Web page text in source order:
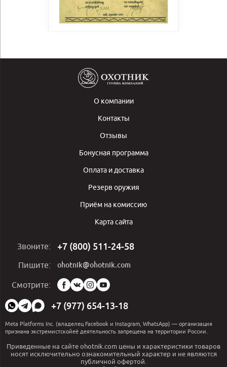
О компании
Контакты
Отзывы
Бонусная программа
Оплата и доставка
Резерв оружия
Приём на комиссию
Карта сайта
Звоните: +7 (800) 511-24-58
Пишите: ohotnik@ohotnik.com
Смотрите:
Мы
в
социальных
сетях:
+7 (977) 654-13-18
Meta Platforms Inc. (владелец Facebook и Instagram, WhatsApp) — организация
признана экстремистскойеё деятельность запрещена на территории России.
Приведенные на сайте ohotnik.com цены и характеристики товаров
носят исключительно ознакомительный характер и не являются
публичной офертой.